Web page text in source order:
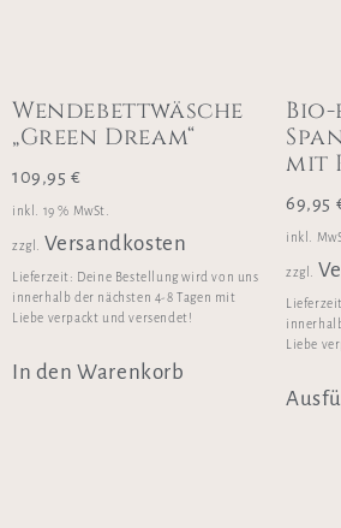
Wendebettwäsche
„Green Dream“
109,95€
inkl. 19 % MwSt.
zzgl. Versandkosten
Lieferzeit: Deine Bestellung wird von uns
innerhalb der nächsten 4-8 Tagen mit
Liebe verpackt und versendet!
In den Warenkorb
mit
69,95
inkl.
zzgl.
Liebe